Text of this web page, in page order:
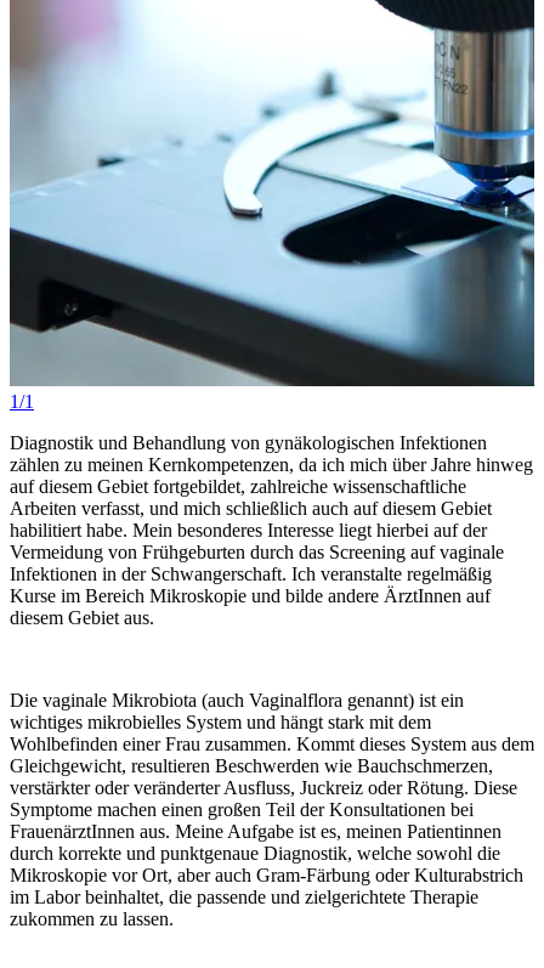
1/1
Diagnostik und Behandlung von gynäkologischen Infektionen
zählen zu meinen Kernkompetenzen, da ich mich über Jahre hinweg
auf diesem Gebiet fortgebildet, zahlreiche wissenschaftliche
Arbeiten verfasst, und mich schließlich auch auf diesem Gebiet
habilitiert habe. Mein besonderes Interesse liegt hierbei auf der
Vermeidung von Frühgeburten durch das Screening auf vaginale
Infektionen in der Schwangerschaft. Ich veranstalte regelmäßig
Kurse im Bereich Mikroskopie und bilde andere ÄrztInnen auf
diesem Gebiet aus.
Die vaginale Mikrobiota (auch Vaginalflora genannt) ist ein
wichtiges mikrobielles System und hängt stark mit dem
Wohlbefinden einer Frau zusammen. Kommt dieses System aus dem
Gleichgewicht, resultieren Beschwerden wie Bauchschmerzen,
verstärkter oder veränderter Ausfluss, Juckreiz oder Rötung. Diese
Symptome machen einen großen Teil der Konsultationen bei
FrauenärztInnen aus. Meine Aufgabe ist es, meinen Patientinnen
durch korrekte und punktgenaue Diagnostik, welche sowohl die
Mikroskopie vor Ort, aber auch Gram-Färbung oder Kulturabstrich
im Labor beinhaltet, die passende und zielgerichtete Therapie
zukommen zu lassen.